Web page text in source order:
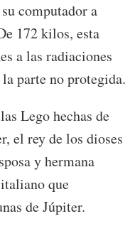
computador a
172 kilos, esta
a las radiaciones
parte no protegida.
Lego hechas de
el rey de los dioses
y hermana
que
de Júpiter.